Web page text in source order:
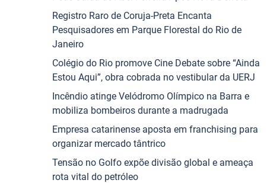
Registro Raro de Coruja-Preta Encanta
Pesquisadores em Parque Florestal do Rio de
Janeiro
Colégio do Rio promove Cine Debate sobre “Ainda
Estou Aqui”, obra cobrada no vestibular da UERJ
Incêndio atinge Velódromo Olímpico na Barra e
mobiliza bombeiros durante a madrugada
Empresa catarinense aposta em franchising para
organizar mercado tântrico
Tensão no Golfo expõe divisão global e ameaça
rota vital do petróleo